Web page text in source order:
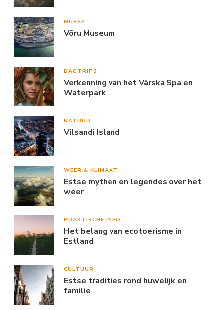
MUSEA
Võru Museum
DAGTRIPS
Verkenning van het Värska Spa en
Waterpark
NATUUR
Vilsandi Island
WEER & KLIMAAT
Estse mythen en legendes over het
weer
PRAKTISCHE INFO
Het belang van ecotoerisme in
Estland
CULTUUR
Estse tradities rond huwelijk en
familie